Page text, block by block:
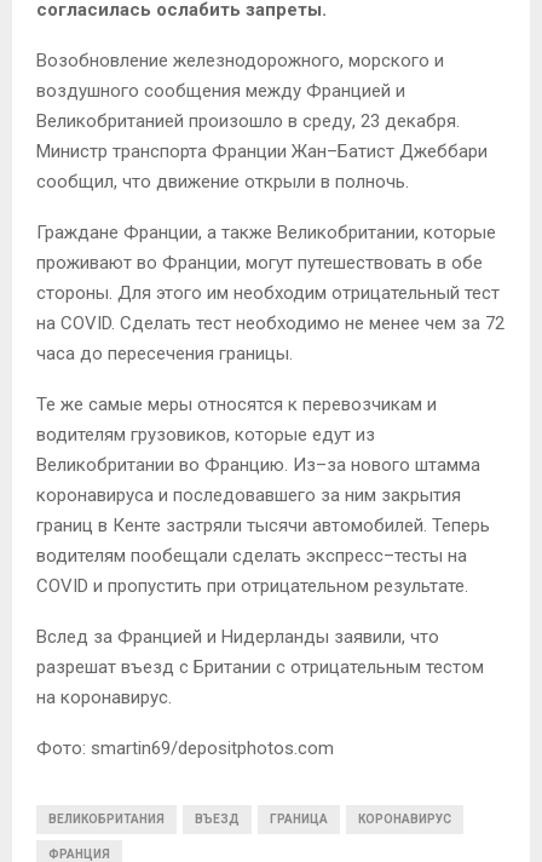
согласилась ослабить запреты.
Возобновление железнодорожного, морского и
воздушного сообщения между Францией и
Великобританией произошло в среду, 23 декабря.
Министр транспорта Франции Жан–Батист Джеббари
сообщил, что движение открыли в полночь.
Граждане Франции, а также Великобритании, которые
проживают во Франции, могут путешествовать в обе
стороны. Для этого им необходим отрицательный тест
на COVID. Сделать тест необходимо не менее чем за 72
часа до пересечения границы.
Те же самые меры относятся к перевозчикам и
водителям грузовиков, которые едут из
Великобритании во Францию. Из–за нового штамма
коронавируса и последовавшего за ним закрытия
границ в Кенте застряли тысячи автомобилей. Теперь
водителям пообещали сделать экспресс–тесты на
COVID и пропустить при отрицательном результате.
Вслед за Францией и Нидерланды заявили, что
разрешат въезд с Британии с отрицательным тестом
на коронавирус.
Фото: smartin69/depositphotos.com
ВЕЛИКОБРИТАНИЯ ВЪЕЗД ГРАНИЦА КОРОНАВИРУС
ФРАНЦИЯ